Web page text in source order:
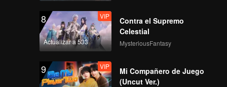
8
Actualizar a 533
VIP
Contra el Supremo
Celestial
MysteriousFantasy
9 VIP
Mi Compañero de Juego
(Uncut Ver.)